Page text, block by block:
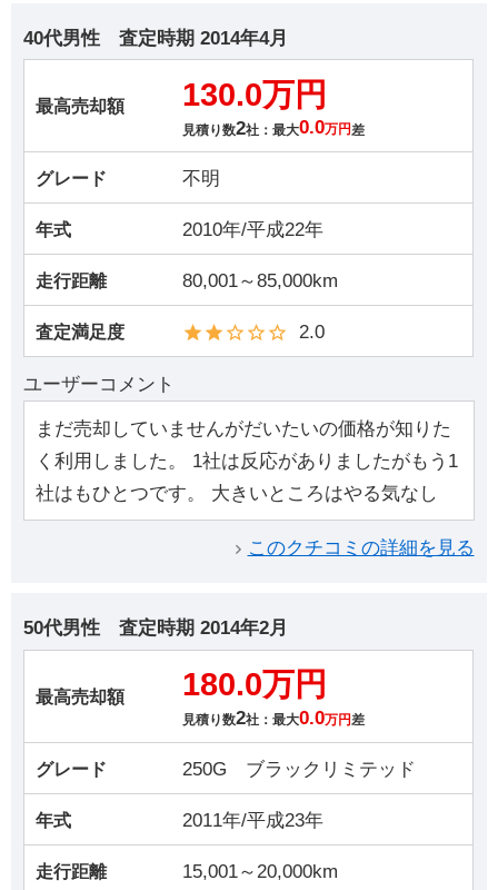
40代男性 査定時期 2014年4月
最高売却額 130.0万円
見積り数2社：最大0.0万円 差
グレード 不明
年式 2010年/平成22年
走行距離 80,001～85,000km
査定満足度 2.0
ユーザーコメント
まだ売却していませんがだいたいの価格が知りた
く利用しました。 1社は反応がありましたがもう1
社はもひとつです。 大きいところはやる気なし
このクチコミの詳細を見る
50代男性 査定時期 2014年2月
最高売却額 180.0万円
見積り数2社：最大0.0万円差
グレード 250G ブラックリミテッド
年式 2011年/平成23年
走行距離 15,001～20,000km